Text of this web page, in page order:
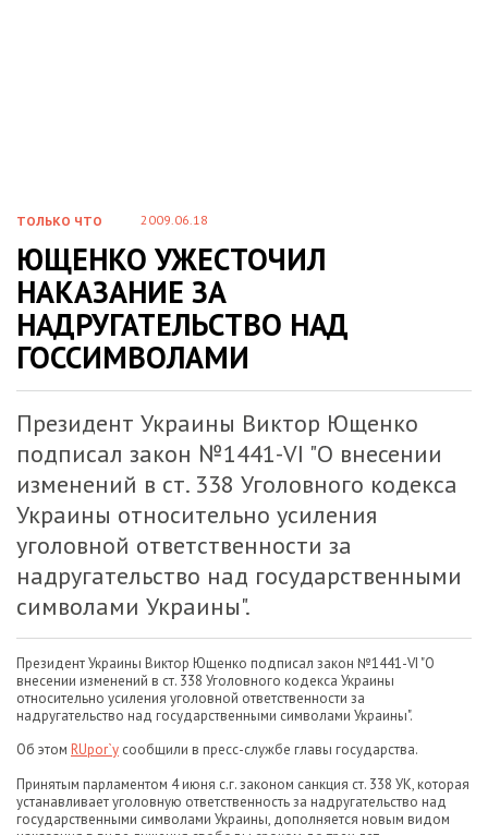
ТОЛЬКО ЧТО 2009.06.18
ЮЩЕНКО УЖЕСТОЧИЛ
НАКАЗАНИЕ ЗА
НАДРУГАТЕЛЬСТВО НАД
ГОССИМВОЛАМИ
Президент Украины Виктор Ющенко
подписал закон №1441-VІ "О внесении
изменений в ст. 338 Уголовного кодекса
Украины относительно усиления
уголовной ответственности за
надругательство над государственными
символами Украины".
Президент Украины Виктор Ющенко подписал закон №1441-VІ "О
внесении изменений в ст. 338 Уголовного кодекса Украины
относительно усиления уголовной ответственности за
надругательство над государственными символами Украины".
Об этом RUpor`y сообщили в пресс-службе главы государства.
Принятым парламентом 4 июня с.г. законом санкция ст. 338 УК, которая
устанавливает уголовную ответственность за надругательство над
государственными символами Украины, дополняется новым видом